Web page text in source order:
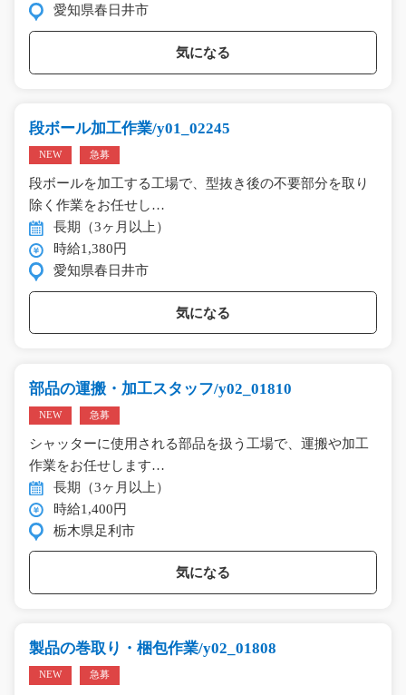
愛知県春日井市
気になる
段ボール加工作業/y01_02245
NEW 急募
段ボールを加工する工場で、型抜き後の不要部分を取り
除く作業をお任せし…
長期（3ヶ月以上）
時給1,380円
愛知県春日井市
気になる
部品の運搬・加工スタッフ/y02_01810
NEW 急募
シャッターに使用される部品を扱う工場で、運搬や加工
作業をお任せします…
長期（3ヶ月以上）
時給1,400円
栃木県足利市
気になる
製品の巻取り・梱包作業/y02_01808
NEW 急募